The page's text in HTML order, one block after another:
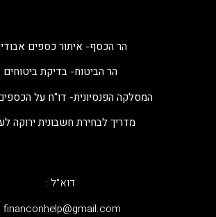
הר הכסף- איתור כספים
הר הביטוח- בדיקת ביטוחים
המסלקה הפנסיונית- דו"ח על
מדריך לבחירת חשבונית ירוקה
דוא"ל :
‫financonhelp@gmail.com‬